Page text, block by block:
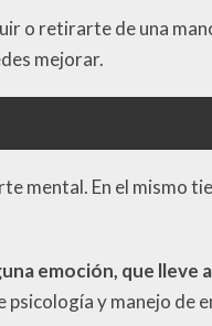
o retirarte de una
mejorar.
mental. En el mismo
emoción, que lleve
y manejo de